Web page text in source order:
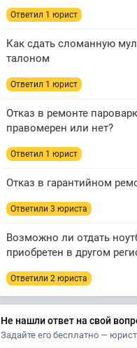
Ответил 1 юрист
Как сдать сломанную
талоном
Ответил 1 юрист
Отказ в ремонте
правомерен или нет?
Ответил 1 юрист
Отказ в гарантийном
Ответили 3 юристa
Возможно ли отдать
приобретен в другом
Ответили 2 юристa
Не нашли ответ на свой
Задайте его бесплатно —